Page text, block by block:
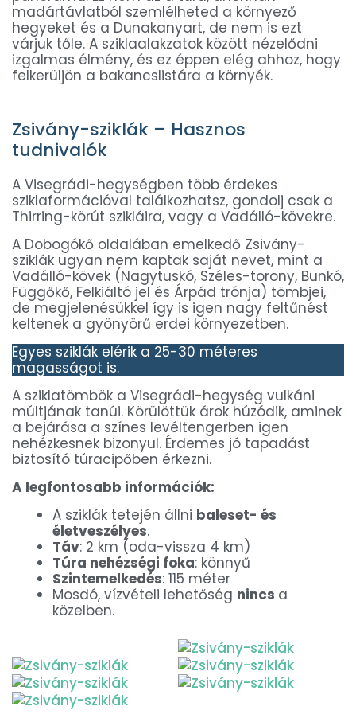
madártávlatból szemlélheted a környező
hegyeket és a Dunakanyart, de nem is ezt
várjuk tőle. A sziklaalakzatok között nézelődni
izgalmas élmény, és ez éppen elég ahhoz, hogy
felkerüljön a bakancslistára a környék.
Zsivány-sziklák – Hasznos
tudnivalók
A Visegrádi-hegységben több érdekes
sziklaformációval találkozhatsz, gondolj csak a
Thirring-körút szikláira, vagy a Vadálló-kövekre.
A Dobogókő oldalában emelkedő Zsivány-
sziklák ugyan nem kaptak saját nevet, mint a
Vadálló-kövek (Nagytuskó, Széles-torony, Bunkó,
Függőkő, Felkiáltó jel és Árpád trónja) tömbjei,
de megjelenésükkel így is igen nagy feltűnést
keltenek a gyönyörű erdei környezetben.
Egyes sziklák elérik a 25-30 méteres
magasságot is.
A sziklatömbök a Visegrádi-hegység vulkáni
múltjának tanúi. Körülöttük árok húzódik, aminek
a bejárása a színes levéltengerben igen
nehézkesnek bizonyul. Érdemes jó tapadást
biztosító túracipőben érkezni.
A legfontosabb információk:
A sziklák tetején állni baleset- és
életveszélyes.
Táv: 2 km (oda-vissza 4 km)
Túra nehézségi foka: könnyű
Szintemelkedés: 115 méter
Mosdó, vízvételi lehetőség nincs a
közelben.